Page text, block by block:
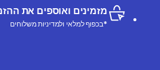
מזמינים ואוספים את
*בכפוף למלאי ולמדיניות משלוחים